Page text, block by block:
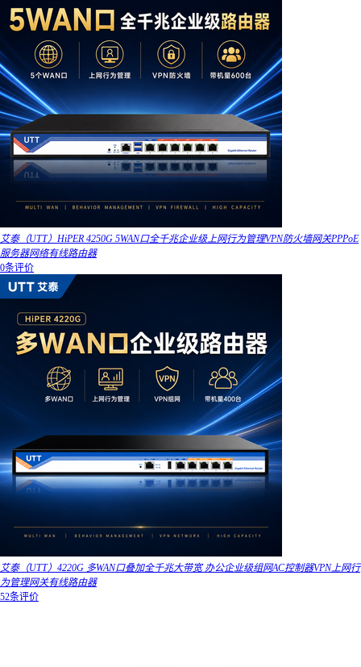
艾泰（UTT）HiPER 4250G 5WAN口全千兆企业级上网行为管理VPN防火墙网关PPPoE
服务器网络有线路由器
0条评价
艾泰（UTT）4220G 多WAN口叠加全千兆大带宽 办公企业级组网AC控制器VPN上网行
为管理网关有线路由器
52条评价